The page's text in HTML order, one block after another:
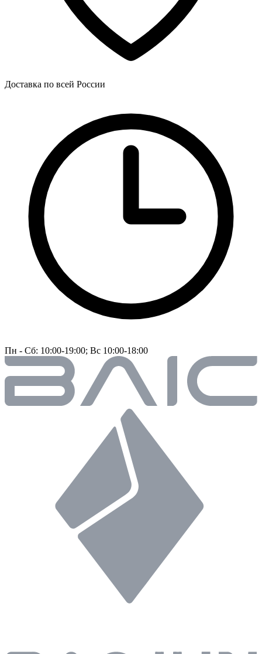
Доставка по всей России
Пн - Сб: 10:00-19:00; Вс 10:00-18:00